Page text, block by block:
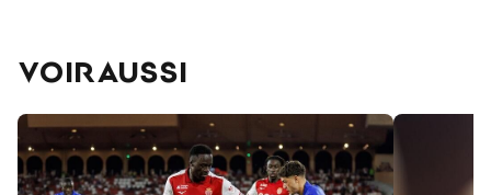
VOIR AUSSI